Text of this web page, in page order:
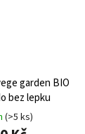
garden BIO
bez lepku
(>5 ks)